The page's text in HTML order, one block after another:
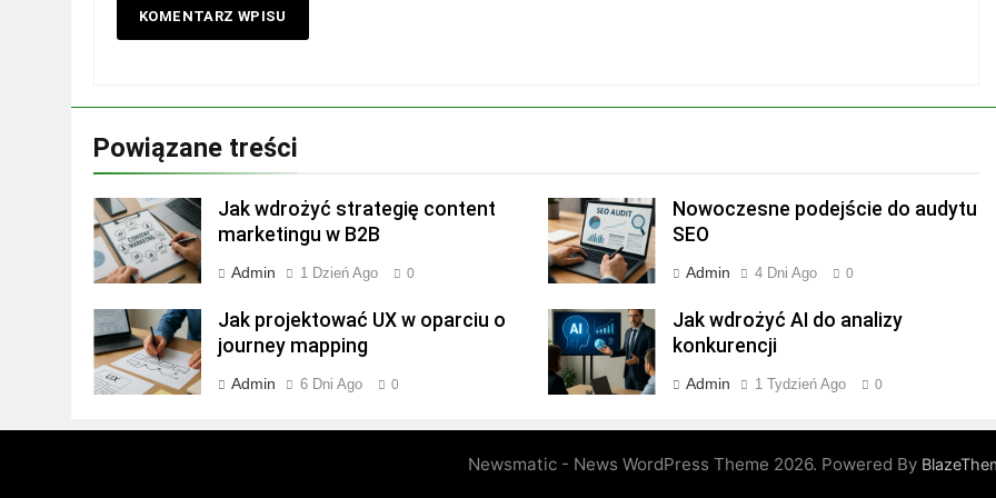
Powiązane treści
Jak wdrożyć strategię content
marketingu w B2B
Admin 1 Dzień Ago 0
Nowoczesne podejście do audytu
SEO
Admin 4 Dni Ago 0
Jak projektować UX w oparciu o
journey mapping
Admin 6 Dni Ago 0
Jak wdrożyć AI do analizy
konkurencji
Admin 1 Tydzień Ago 0
Newsmatic - News WordPress Theme 2026. Powered By